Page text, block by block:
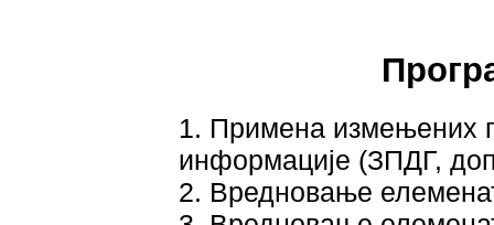
1. Примена измењених
информације (ЗПДГ,
2. Вредновање